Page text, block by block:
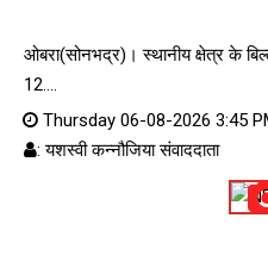
ओबरा(सोनभद्र)। स्थानीय क्षेत्र के
12....
Thursday 06-08-2026 3:45
: यशस्वी कन्नौजिया संवाददाता